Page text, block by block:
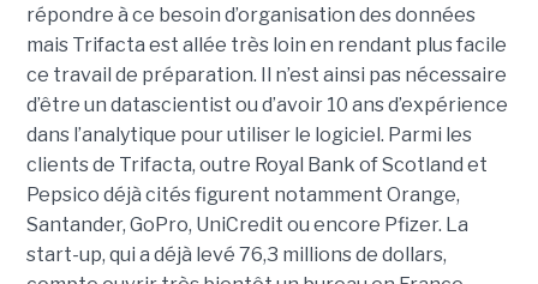
répondre à ce besoin d’organisation des données
mais Trifacta est allée très loin en rendant plus facile
ce travail de préparation. Il n’est ainsi pas nécessaire
d’être un datascientist ou d’avoir 10 ans d’expérience
dans l’analytique pour utiliser le logiciel. Parmi les
clients de Trifacta, outre Royal Bank of Scotland et
Pepsico déjà cités figurent notamment Orange,
Santander, GoPro, UniCredit ou encore Pfizer. La
start-up, qui a déjà levé 76,3 millions de dollars,